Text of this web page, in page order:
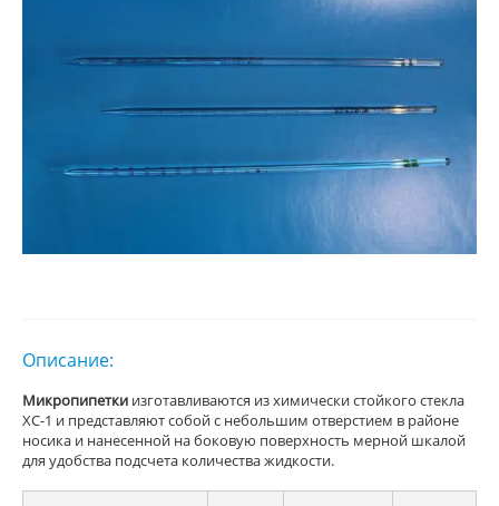
Описание:
Микропипетки изготавливаются из химически стойкого стекла
ХС-1 и представляют собой с небольшим отверстием в районе
носика и нанесенной на боковую поверхность мерной шкалой
для удобства подсчета количества жидкости.